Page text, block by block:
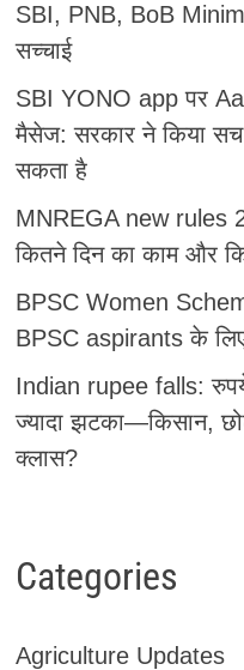
SBI, PNB, BoB
सच्चाई
SBI YONO app पर
मैसेज: सरकार ने किया
सकता है
MNREGA new rules
कितने दिन का काम और
BPSC Women
BPSC aspirants के
Indian rupee falls:
ज्यादा झटका—किसान,
क्लास?
Categories
Agriculture Updates